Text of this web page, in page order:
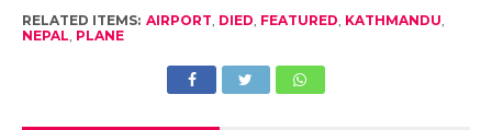
RELATED ITEMS: AIRPORT DIED FEATURED KATHMANDU
NEPAL PLANE